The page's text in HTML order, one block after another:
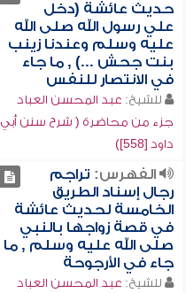
حديث عائشة (دخل
علي رسول الله صلى الله
عليه وسلم وعندنا زينب
بنت جحش ...) , ما جاء
في الانتصار للنفس
للشيخ: عبد المحسن العباد
جزء من محاضرة ( شرح سنن أبي
داود [558])
الفهرس: تراجم
رجال إسناد الطريق
الخامسة لحديث عائشة
في قصة زواجها بالنبي
صلى الله عليه وسلم , ما
جاء في الأرجوحة
للشيخ: عبد المحسن العباد